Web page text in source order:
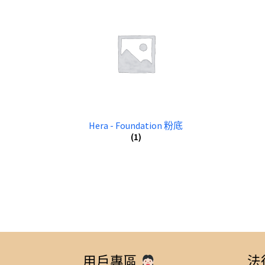
Hera - Foundation 粉底
(1)
用戶專區 法